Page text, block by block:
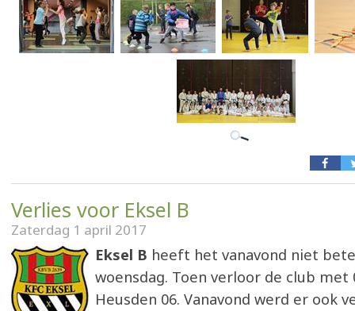
Verlies voor Eksel B
Zaterdag 1 april 2017
Eksel B heeft het vanavond niet
woensdag. Toen verloor de club met
Heusden 06. Vanavond werd er ook